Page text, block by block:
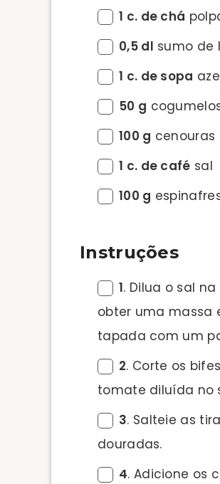
1 c. de chá
0,5 dl sumo de
1 c. de sopa
50 g
100 g cenouras
1 c. de café sal
100 g
Instruções
1. Dilua o sal
obter uma massa
tapada com um
2. Corte os
tomate diluída no
3. Salteie as
douradas.
4. Adicione os